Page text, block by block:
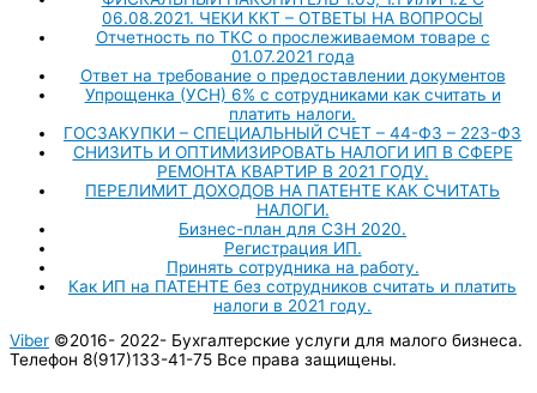
06.08.2021. ЧЕКИ ККТ – ОТВЕТЫ НА ВОПРОСЫ
Отчетность по ТКС о прослеживаемом товаре с
01.07.2021 года
Ответ на требование о предоставлении документов
Упрощенка (УСН) 6% с сотрудниками как считать и
платить налоги.
ГОСЗАКУПКИ – СПЕЦИАЛЬНЫЙ СЧЕТ – 44-ФЗ – 223-ФЗ
СНИЗИТЬ И ОПТИМИЗИРОВАТЬ НАЛОГИ ИП В СФЕРЕ
РЕМОНТА КВАРТИР В 2021 ГОДУ.
ПЕРЕЛИМИТ ДОХОДОВ НА ПАТЕНТЕ КАК СЧИТАТЬ
НАЛОГИ.
Бизнес-план для СЗН 2020.
Регистрация ИП.
Принять сотрудника на работу.
Как ИП на ПАТЕНТЕ без сотрудников считать и платить
налоги в 2021 году.
Viber ©2016- 2022- Бухгалтерские услуги для малого бизнеса.
Телефон 8(917)133-41-75 Все права защищены.